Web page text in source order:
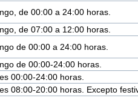
de 00:00 a 24:00 horas.
de 07:00 a 12:00 horas.
de 00:00 a 24:00 horas.
de 00:00-24:00 horas.
00:00-24:00 horas.
08:00-20:00 horas. Excepto